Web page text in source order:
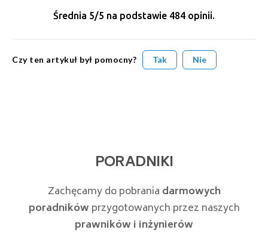
Średnia 5/5 na podstawie 484 opinii.
Czy ten artykuł był pomocny? Tak Nie
PORADNIKI
Zachęcamy do pobrania darmowych
poradników przygotowanych przez naszych
prawników i inżynierów